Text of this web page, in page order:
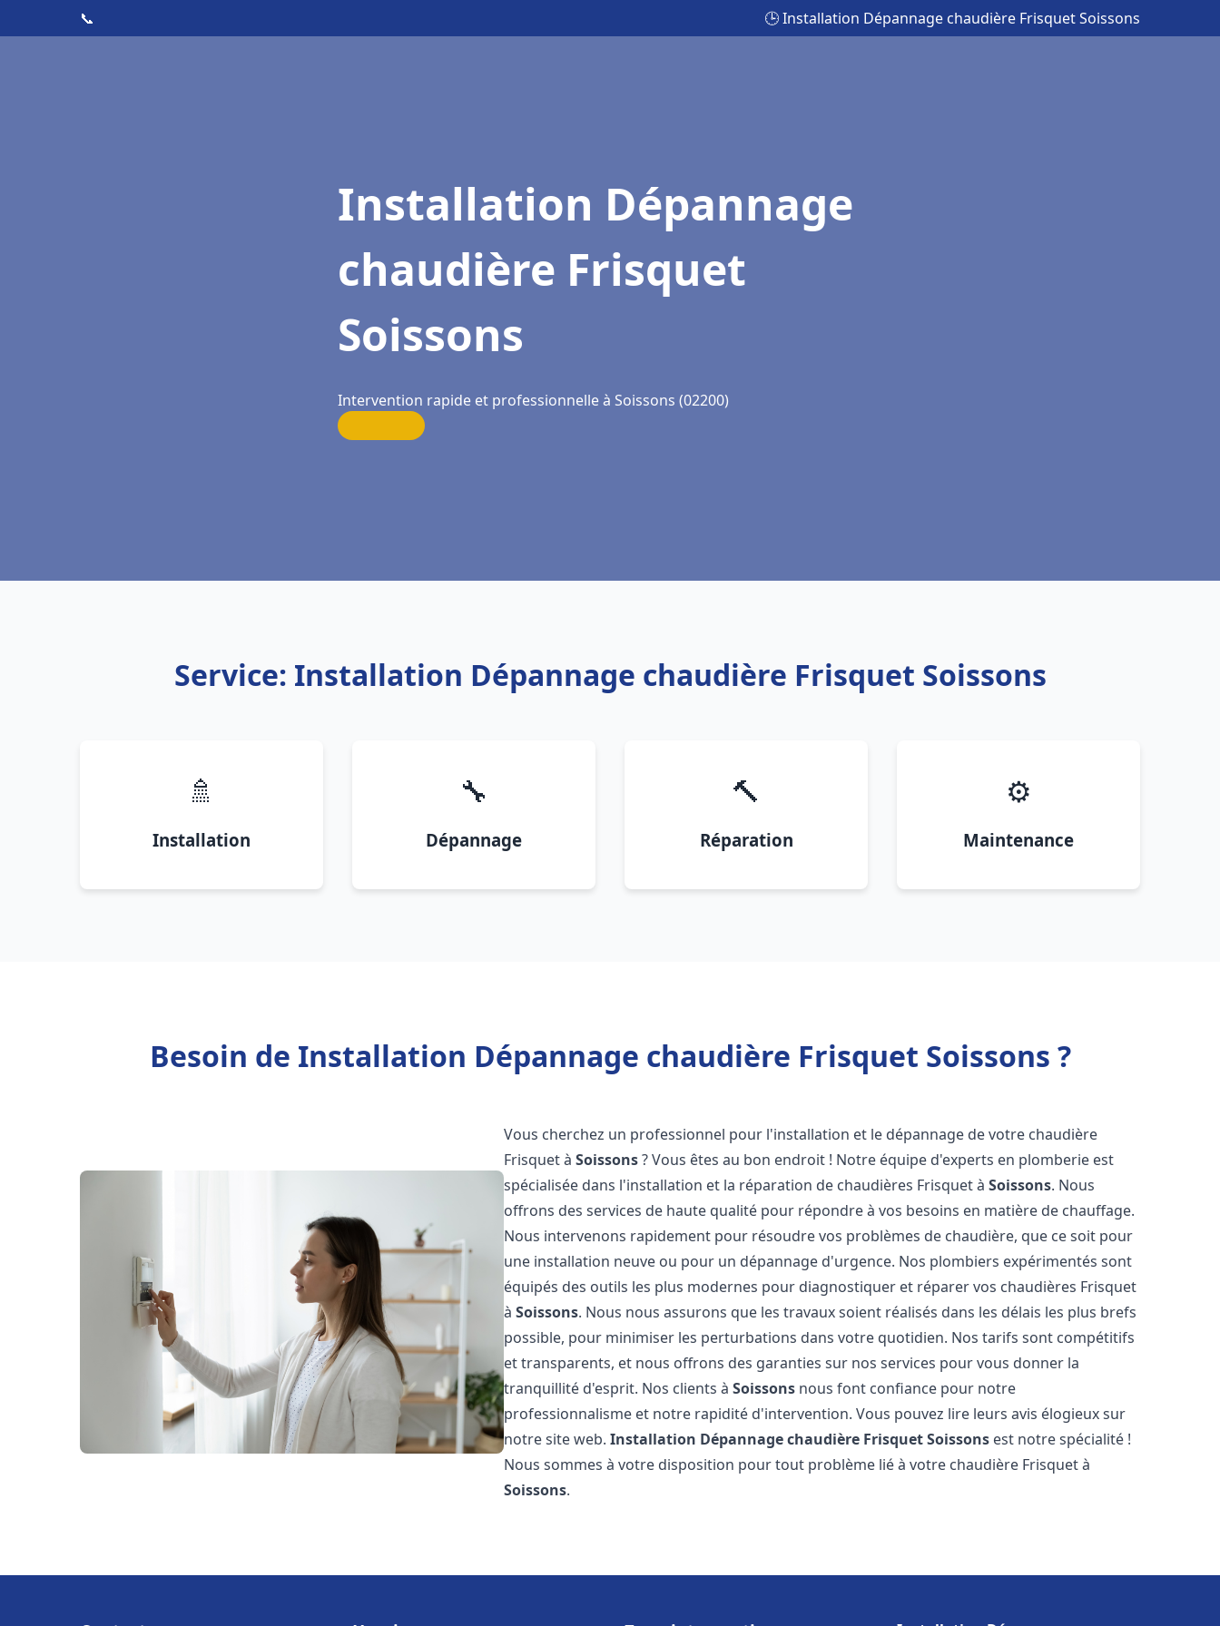
📞 🕒 Installation Dépannage chaudière Frisquet Soissons
Installation Dépannage
chaudière Frisquet
Soissons
Intervention rapide et professionnelle à Soissons (02200)
Service: Installation Dépannage chaudière Frisquet Soissons
🚿
Installation
🔧
Dépannage
🔨
Réparation
⚙️
Maintenance
Besoin de Installation Dépannage chaudière Frisquet Soissons ?
Vous cherchez un professionnel pour l'installation et le dépannage de votre chaudière
Frisquet àSoissons? Vous êtes au bon endroit ! Notre équipe d'experts en plomberie est
spécialisée dans l'installation et la réparation de chaudières Frisquet àSoissons. Nous
offrons des services de haute qualité pour répondre à vos besoins en matière de chauffage.
Nous intervenons rapidement pour résoudre vos problèmes de chaudière, que ce soit pour
une installation neuve ou pour un dépannage d'urgence. Nos plombiers expérimentés sont
équipés des outils les plus modernes pour diagnostiquer et réparer vos chaudières Frisquet
àSoissons. Nous nous assurons que les travaux soient réalisés dans les délais les plus brefs
possible, pour minimiser les perturbations dans votre quotidien. Nos tarifs sont compétitifs
et transparents, et nous offrons des garanties sur nos services pour vous donner la
tranquillité d'esprit. Nos clients àSoissons nous font confiance pour notre
professionnalisme et notre rapidité d'intervention. Vous pouvez lire leurs avis élogieux sur
notre site web.Installation Dépannage chaudière FrisquetSoissons est notre spécialité !
Nous sommes à votre disposition pour tout problème lié à votre chaudière Frisquet à
Soissons.